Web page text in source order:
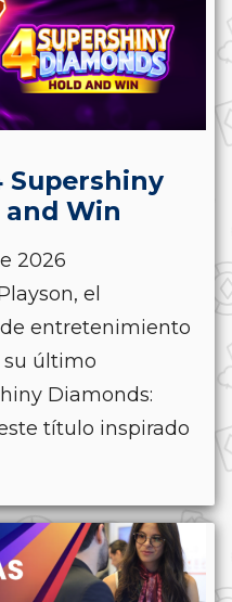
Supershiny
Win
2026
el
entretenimiento
último
Diamonds:
título inspirado